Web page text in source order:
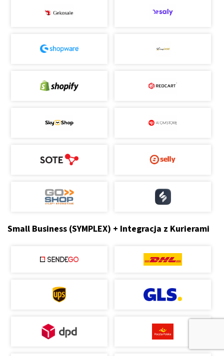
Small Business (SYMPLEX) + Integracja z Kurierami